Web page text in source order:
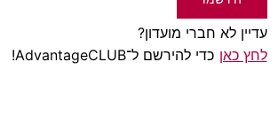
עדיין לא חברי מועדון?
לחץ כאן כדי להירשם ל־AdvantageCLUB!